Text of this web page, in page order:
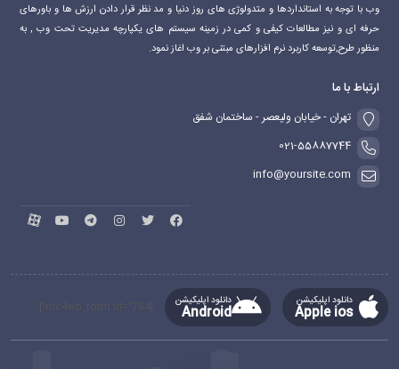
وب با توجه به استانداردها و متدولوژی های روز دنیا و مد نظر قرار دادن ارزش ها و باورهای
حرفه ای و نیز مطالعات کیفی و کمی در زمینه سیستم های یکپارچه مدیریت تحت وب , به
منظور طرح,توسعه کاربرد نرم افزارهای مبتنی بر وب اغاز نمود.
ارتباط با ما
تهران - خیابان ولیعصر - ساختمان شفق
021-55887744
info@yoursite.com
دانلود اپلیکیشن
Apple ios
دانلود اپلیکیشن
Android